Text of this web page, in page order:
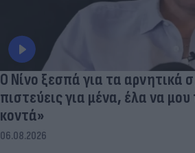
Ο Νίνο ξεσπά για τα αρνητικά
πιστεύεις για μένα, έλα να
κοντά»
06.08.2026